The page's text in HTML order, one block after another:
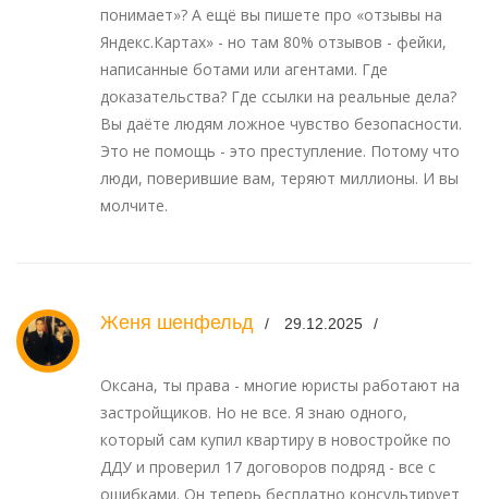
понимает»? А ещё вы пишете про «отзывы на
Яндекс.Картах» - но там 80% отзывов - фейки,
написанные ботами или агентами. Где
доказательства? Где ссылки на реальные дела?
Вы даёте людям ложное чувство безопасности.
Это не помощь - это преступление. Потому что
люди, поверившие вам, теряют миллионы. И вы
молчите.
Женя шенфельд 29.12.2025
Оксана, ты права - многие юристы работают на
застройщиков. Но не все. Я знаю одного,
который сам купил квартиру в новостройке по
ДДУ и проверил 17 договоров подряд - все с
ошибками. Он теперь бесплатно консультирует